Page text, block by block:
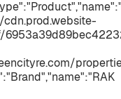
cdn.prod.website-